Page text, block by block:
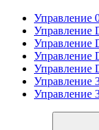
Управление
Управление
Управление
Управление
Управление
Управление